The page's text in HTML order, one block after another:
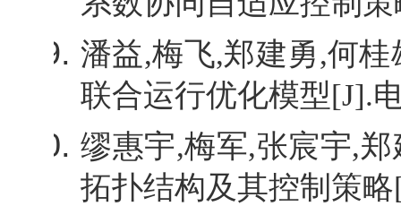
潘益,梅飞,郑建勇,何桂
联合运行优化模型[J].
缪惠宇,梅军,张宸宇,郑
拓扑结构及其控制策略